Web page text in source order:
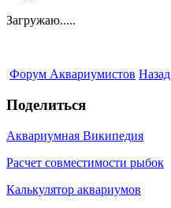
Загружаю.....
Форум Аквариумистов Назад
Поделиться
Аквариумная Википедия
Расчет совместимости рыбок
Калькулятор аквариумов